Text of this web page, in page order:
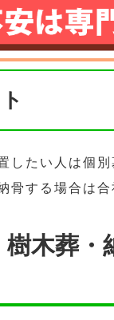
したい人は個
骨する場合は合
木葬・